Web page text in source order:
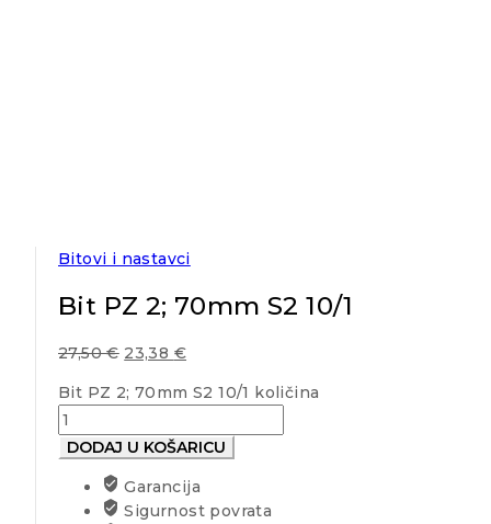
Bitovi i nastavci
Bit PZ 2; 70mm S2 10/1
27,50€ 23,38 €
Bit PZ 2; 70mm S2 10/1 količina
DODAJ U KOŠARICU
Garancija
Sigurnost povrata